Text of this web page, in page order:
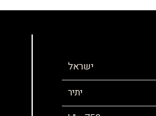
ישראל
יתיר